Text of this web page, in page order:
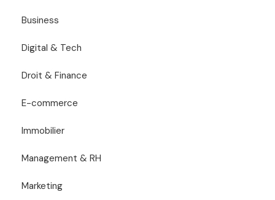
Business
Digital & Tech
Droit & Finance
E-commerce
Immobilier
Management & RH
Marketing